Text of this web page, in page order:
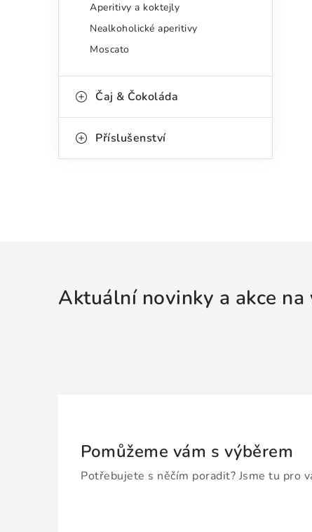
a
e
l
Aperitivy a koktejly
Nealkoholické aperitivy
Moscato
Čaj & Čokoláda
Příslušenství
Aktuální novinky a akce
Pomůžeme vám s výběrem
Potřebujete s něčím poradit? Jsme tu pro